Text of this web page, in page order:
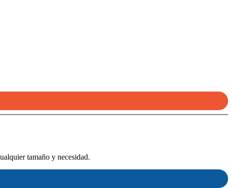
tamaño y necesidad.